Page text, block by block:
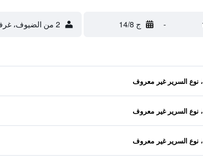
- ج 14/8 2 من الضيوف، غرفة واحدة